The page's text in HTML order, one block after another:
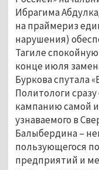
Ибрагима
на праймериз
нарушения)
Тагиле
конце июля
Буркова спутала
Политологи
кампанию самой
узнаваемого в
Балыбердина –
пользующегося
предприятий и